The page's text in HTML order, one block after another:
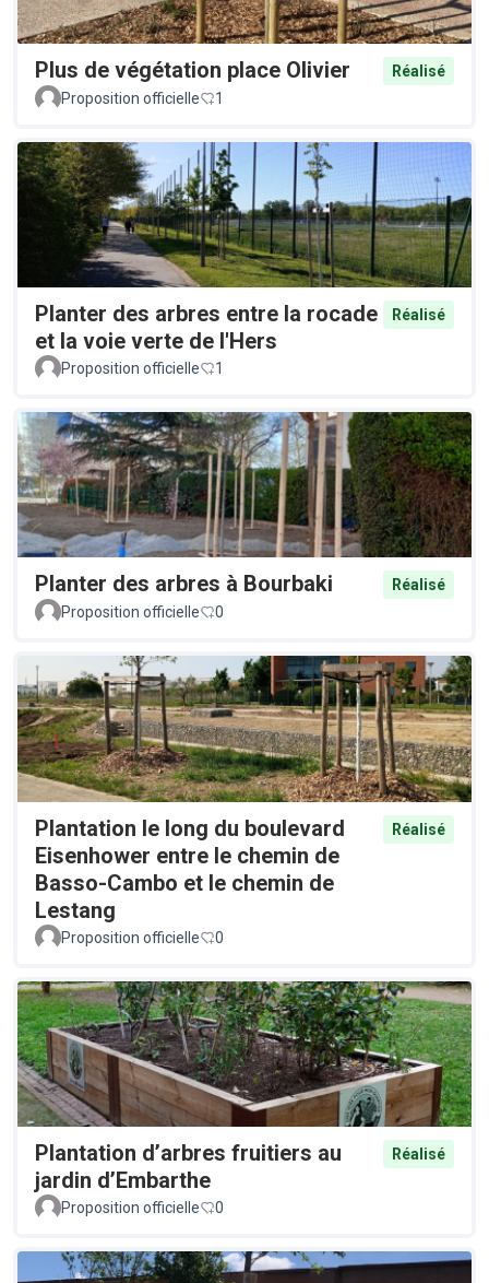
Plus de végétation place Olivier
Réalisé
Proposition officielle
1
Planter des arbres entre la rocade
et la voie verte de l'Hers
Réalisé
Proposition officielle 1
Planter des arbres à Bourbaki
Réalisé
Proposition officielle
0
Plantation le long du boulevard
Eisenhower entre le chemin de
Basso-Cambo et le chemin de
Lestang
Réalisé
Proposition officielle 0
Plantation d’arbres fruitiers au
jardin d’Embarthe
Réalisé
Proposition officielle 0